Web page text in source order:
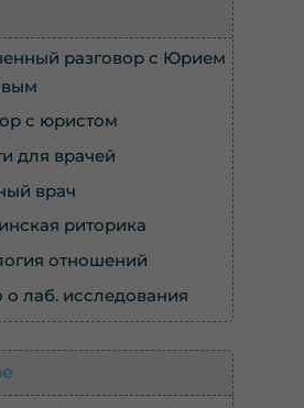
разговор с Юрием
с юристом
для врачей
врач
риторика
отношений
о лаб. исследования